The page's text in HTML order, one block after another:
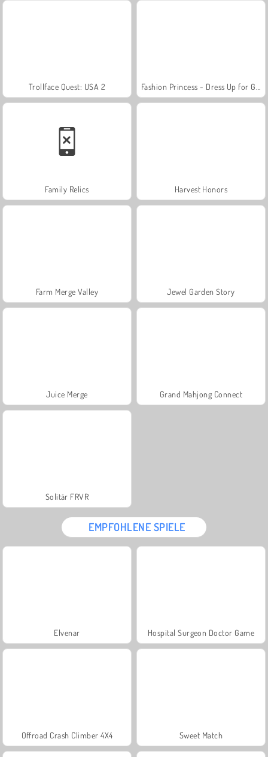
Trollface Quest: USA 2
Family Relics Harvest Honors
Farm Merge Valley Jewel Garden Story
Juice Merge Grand Mahjong Connect
Solitär FRVR
EMPFOHLENE SPIELE
Elvenar Hospital Surgeon Doctor Game
Offroad Crash Climber 4X4 Sweet Match